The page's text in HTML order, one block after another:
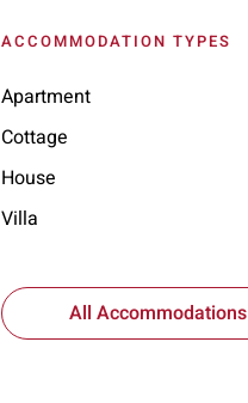
ACCOMMODATION TYPES
Apartment
Cottage
House
Villa
All Accommodations